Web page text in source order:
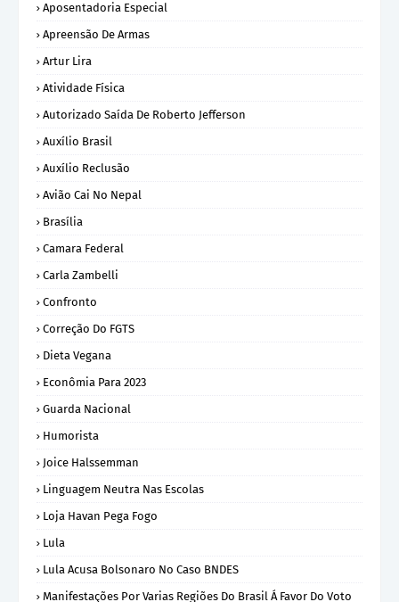
Aposentadoria Especial
Apreensão De Armas
Artur Lira
Atividade Física
Autorizado Saída De Roberto Jefferson
Auxílio Brasil
Auxílio Reclusão
Avião Cai No Nepal
Brasília
Camara Federal
Carla Zambelli
Confronto
Correção Do FGTS
Dieta Vegana
Econômia Para 2023
Guarda Nacional
Humorista
Joice Halssemman
Linguagem Neutra Nas Escolas
Loja Havan Pega Fogo
Lula
Lula Acusa Bolsonaro No Caso BNDES
Manifestações Por Varias Regiões Do Brasil Á Favor Do Voto